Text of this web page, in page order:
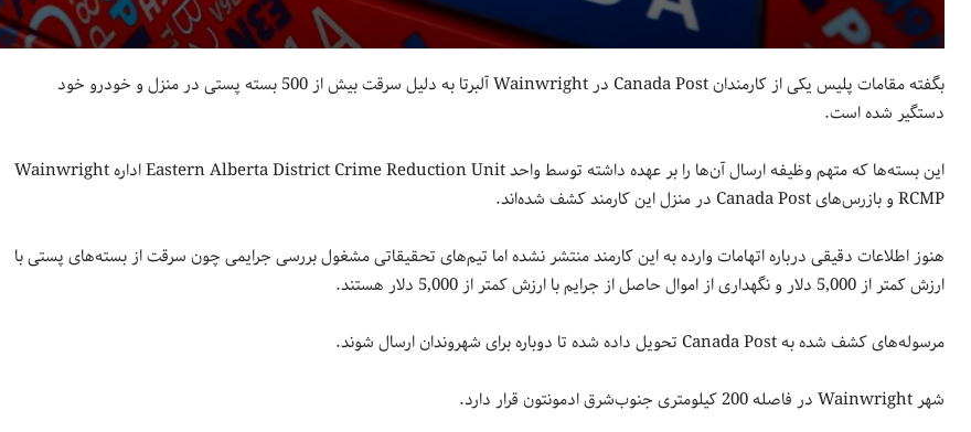
بگفته مقامات پلیس یکی از کارمندان Canada Post در Wainwright آلبرتا به دلیل سرقت بیش از 500 بسته پستی در منزل و خودرو خود
دستگیر شده است.
این بسته‌ها که متهم وظیفه ارسال آن‌ها را بر عهده داشته توسط واحد Eastern Alberta District Crime Reduction Unit اداره Wainwright
RCMP و بازرس‌های Canada Post در منزل این کارمند کشف شده‌‎اند.
هنوز اطلاعات دقیقی درباره اتهامات وارده به این کارمند منتشر نشده اما تیم‌های تحقیقاتی مشغول بررسی جرایمی چون سرقت از بسته‌های پستی با
ارزش کمتر از 5,000 دلار و نگهداری از اموال حاصل از جرایم با ارزش کمتر از 5,000 دلار هستند.
مرسوله‌های کشف شده به Canada Post تحویل داده شده تا دوباره برای شهروندان ارسال شوند.
شهر Wainwright در فاصله 200 کیلومتری جنوب‌شرق ادمونتون قرار دارد.